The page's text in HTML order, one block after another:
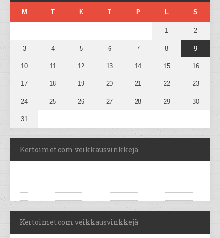
M T K T P L S
1 2
3 4 5 6 7 8 9
10 11 12 13 14 15 16
17 18 19 20 21 22 23
24 25 26 27 28 29 30
31
Kertoimet.com veikkausvinkkejä
Kertoimet.com veikkausvinkkejä